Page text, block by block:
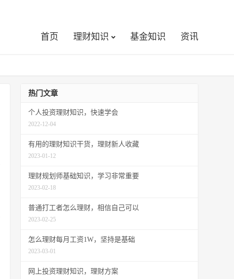
首页 理财知识 基金知识 资讯
热门文章
个人投资理财知识，快速学会
2022-12-04
有用的理财知识干货，理财新人收藏
2023-01-12
理财规划师基础知识，学习非常重要
2023-02-18
普通打工者怎么理财，相信自己可以
2023-02-25
怎么理财每月工资1W，坚持是基础
2023-03-01
网上投资理财知识，理财方案